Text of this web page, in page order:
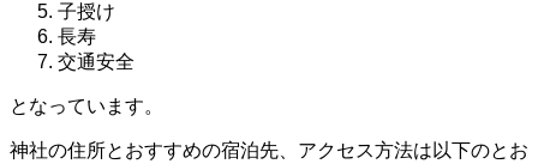
子授け
長寿
交通安全
となっています。
神社の住所とおすすめの宿泊先、アクセス方法は以下のとお